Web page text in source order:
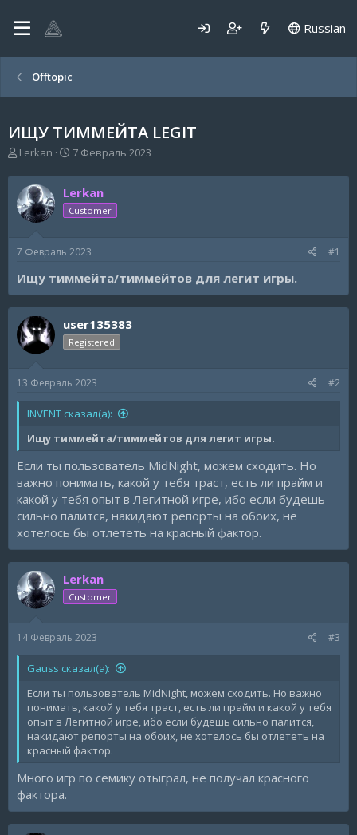
Russian
Offtopic
ИЩУ ТИММЕЙТА LEGIT
А
т
о
р
м
Lerkan
Д
т
а
н
а
а
7 Февраль 2023
Lerkan
Customer
7 Февраль 2023 #1
Ищу тиммейта/тиммейтов для легит игры.
user135383
Registered
13 Февраль 2023 #2
INVENT сказал(а):
Ищу тиммейта/тиммейтов для легит игры.
Если ты пользователь MidNight, можем сходить. Но
важно понимать, какой у тебя траст, есть ли прайм и
какой у тебя опыт в Легитной игре, ибо если будешь
сильно палится, накидают репорты на обоих, не
хотелось бы отлететь на красный фактор.
Lerkan
Customer
14 Февраль 2023 #3
Gauss сказал(а):
Если ты пользователь MidNight, можем сходить. Но важно
понимать, какой у тебя траст, есть ли прайм и какой у тебя
опыт в Легитной игре, ибо если будешь сильно палится,
накидают репорты на обоих, не хотелось бы отлететь на
красный фактор.
Много игр по семику отыграл, не получал красного
фактора.